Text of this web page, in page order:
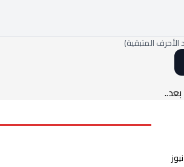
الأحرف المتبقية)